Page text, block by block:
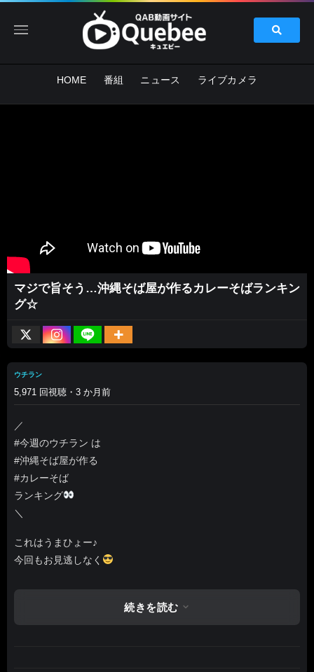
HOME 番組 ニュース ライブカメラ
マジで旨そう…沖縄そば屋が作るカレーそばランキン
グ☆
ウチラン
5,971 回視聴・3 か月前
／
#今週のウチラン は
#沖縄そば屋が作る
#カレーそば
ランキング
＼
これはうまひょー♪
今回もお見逃しなく
#あなたの気になった店舗を教えてください☆
#ウチラン
続きを読む